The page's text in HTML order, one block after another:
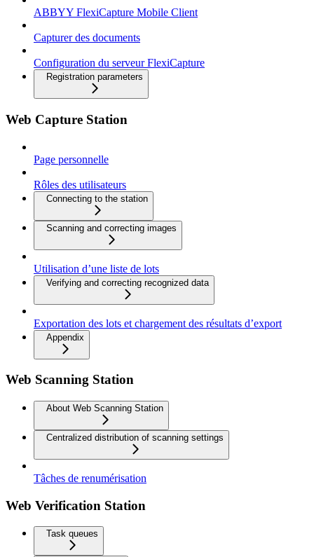
ABBYY FlexiCapture Mobile Client
Capturer des documents
Configuration du serveur FlexiCapture
Registration parameters
Web Capture Station
Page personnelle
Rôles des utilisateurs
Connecting to the station
Scanning and correcting images
Utilisation d’une liste de lots
Verifying and correcting recognized data
Exportation des lots et chargement des résultats d’export
Appendix
Web Scanning Station
About Web Scanning Station
Centralized distribution of scanning settings
Tâches de renumérisation
Web Verification Station
Task queues